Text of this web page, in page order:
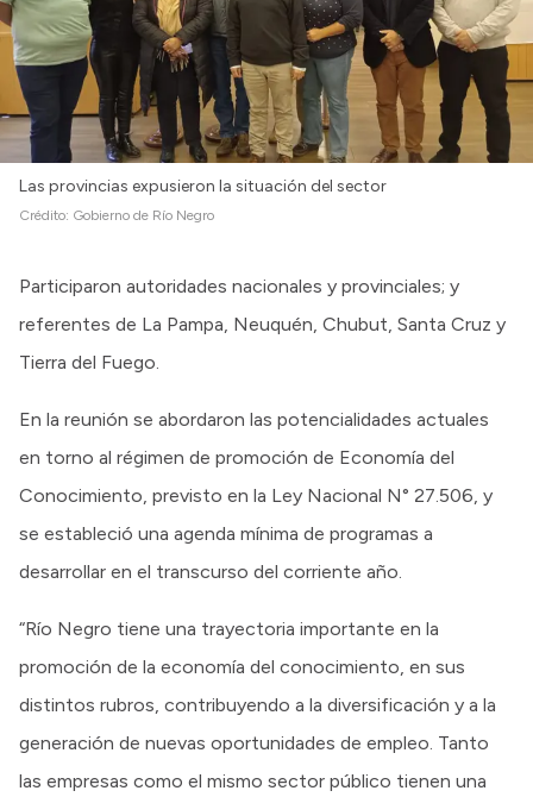
Las provincias expusieron la situación del sector
Crédito: Gobierno de Río Negro
Participaron autoridades nacionales y provinciales; y
referentes de La Pampa, Neuquén, Chubut, Santa Cruz y
Tierra del Fuego.
En la reunión se abordaron las potencialidades actuales
en torno al régimen de promoción de Economía del
Conocimiento, previsto en la Ley Nacional N° 27.506, y
se estableció una agenda mínima de programas a
desarrollar en el transcurso del corriente año.
“Río Negro tiene una trayectoria importante en la
promoción de la economía del conocimiento, en sus
distintos rubros, contribuyendo a la diversificación y a la
generación de nuevas oportunidades de empleo. Tanto
las empresas como el mismo sector público tienen una